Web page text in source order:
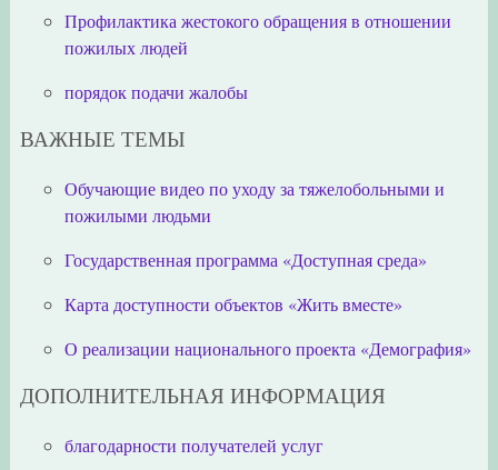
Профилактика жестокого обращения в отношении
пожилых людей
порядок подачи жалобы
ВАЖНЫЕ ТЕМЫ
Обучающие видео по уходу за тяжелобольными и
пожилыми людьми
Государственная программа «Доступная среда»
Карта доступности объектов «Жить вместе»
О реализации национального проекта «Демография»
ДОПОЛНИТЕЛЬНАЯ ИНФОРМАЦИЯ
благодарности получателей услуг